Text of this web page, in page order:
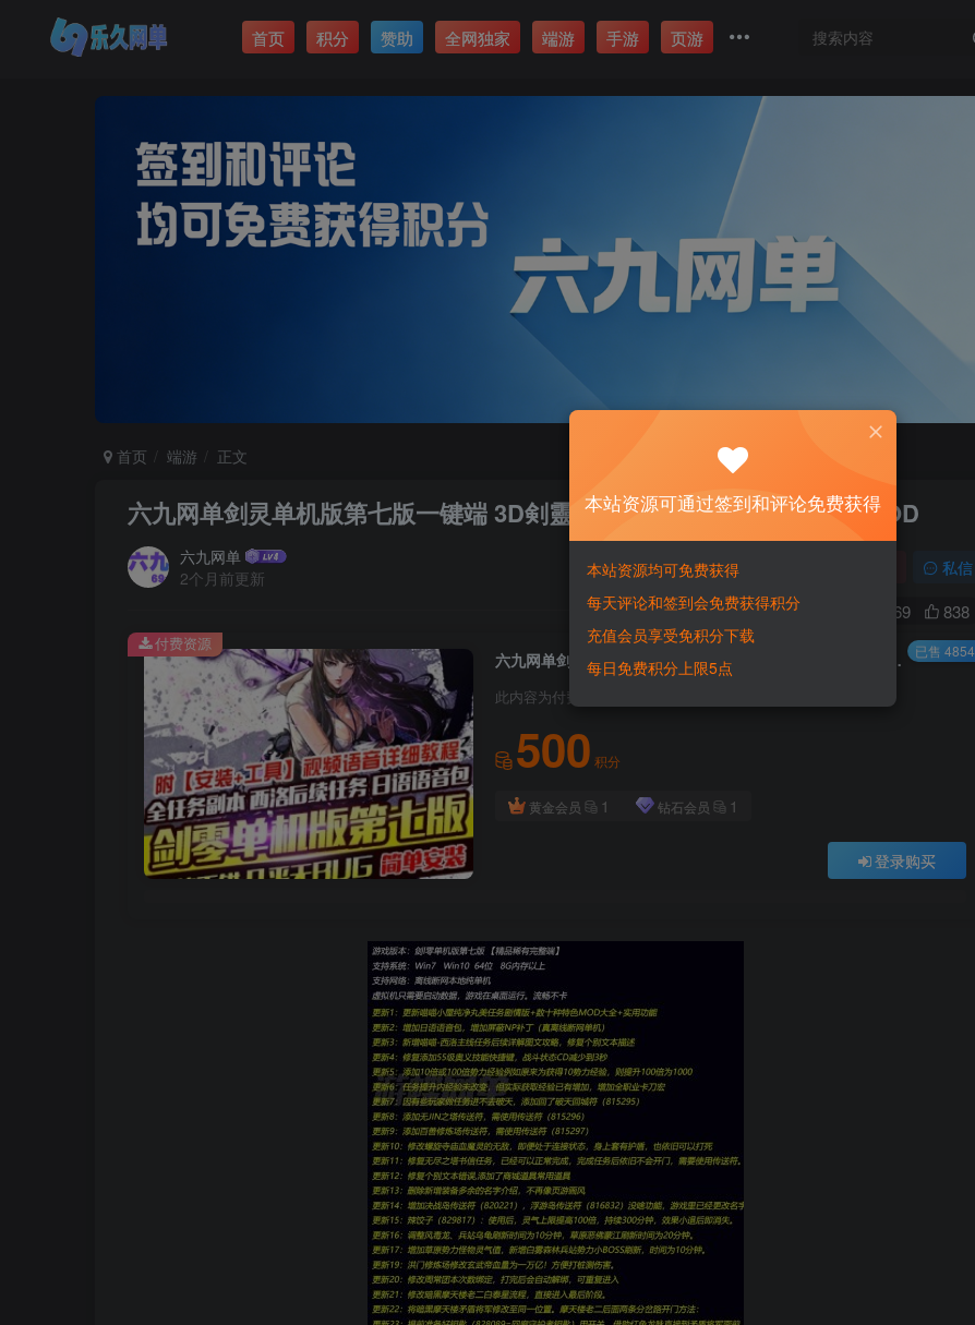
首页 积分 赞助 全网独家 端游 手游 页游
首页 端游 正文
六九网单剑灵单机版第七版一键端 3D剣靈BNS单机局域网捏脸包赠送MOD
六九网单
2个月前更新
私信
1369 838
六九网单剑灵单机版第七版一键端 3D剣靈BNS单机局域网捏脸包赠送MOD
此内容为付费资源，请付费后查看
500 积分
黄金会员 1 钻石会员 1
登录购买
付费资源 已售 4854
本站资源可通过签到和评论免费获得
本站资源均可免费获得
每天评论和签到会免费获得积分
充值会员享受免积分下载
每日免费积分上限5点